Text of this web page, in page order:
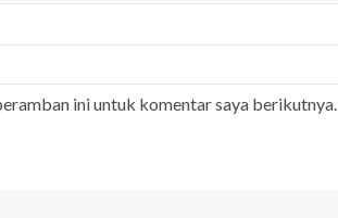
ini untuk komentar saya berikutnya.